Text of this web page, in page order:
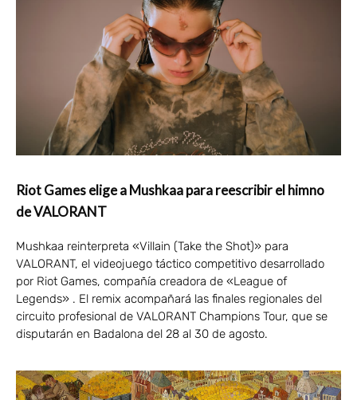
Riot Games elige a Mushkaa para reescribir el himno
de VALORANT
Mushkaa reinterpreta «Villain (Take the Shot)» para
VALORANT, el videojuego táctico competitivo desarrollado
por Riot Games, compañía creadora de «League of
Legends» . El remix acompañará las finales regionales del
circuito profesional de VALORANT Champions Tour, que se
disputarán en Badalona del 28 al 30 de agosto.